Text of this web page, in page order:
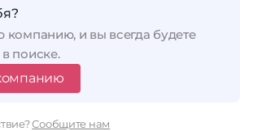
компанию, и вы всегда будете
поиске.
Сообщите нам